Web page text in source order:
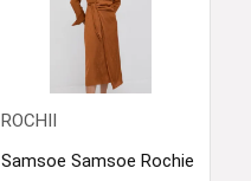
ROCHII
Samsoe Samsoe Rochie